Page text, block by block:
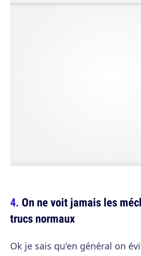
On ne voit jamais les
trucs normaux
Ok je sais qu'en général on